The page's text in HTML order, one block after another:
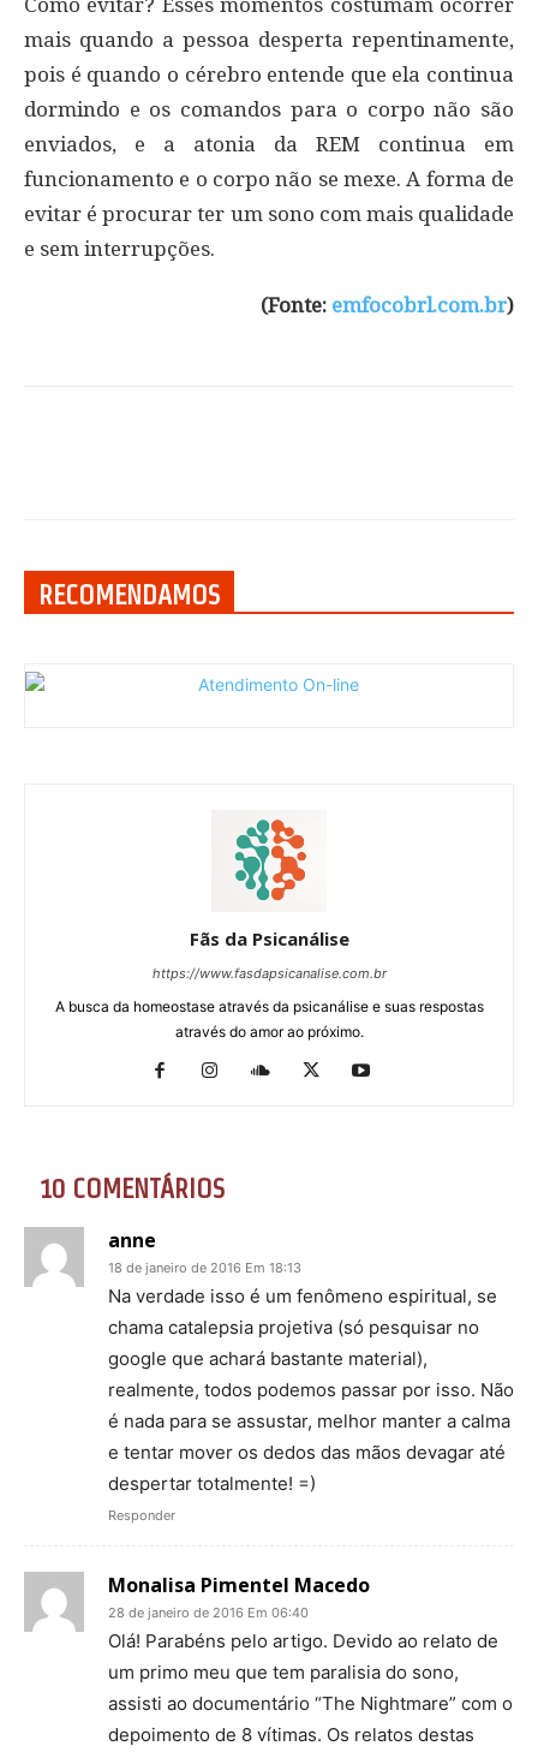
Como evitar? Esses momentos costumam ocorrer
mais quando a pessoa desperta repentinamente,
pois é quando o cérebro entende que ela continua
dormindo e os comandos para o corpo não são
enviados, e a atonia da REM continua em
funcionamento e o corpo não se mexe. A forma de
evitar é procurar ter um sono com mais qualidade
e sem interrupções.
(Fonte: emfocobrl.com.br)
RECOMENDAMOS
Fãs da Psicanálise
https://www.fasdapsicanalise.com.br
A busca da homeostase através da psicanálise e suas respostas
através do amor ao próximo.
10 COMENTÁRIOS
anne
18 de janeiro de 2016 Em 18:13
Na verdade isso é um fenômeno espiritual, se
chama catalepsia projetiva (só pesquisar no
google que achará bastante material),
realmente, todos podemos passar por isso. Não
é nada para se assustar, melhor manter a calma
e tentar mover os dedos das mãos devagar até
despertar totalmente! =)
Responder
Monalisa Pimentel Macedo
28 de janeiro de 2016 Em 06:40
Olá! Parabéns pelo artigo. Devido ao relato de
um primo meu que tem paralisia do sono,
assisti ao documentário “The Nightmare” com o
depoimento de 8 vítimas. Os relatos destas